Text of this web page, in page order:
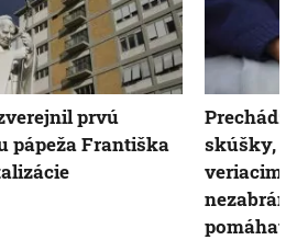
prvú
pápeža Františka
skúšky,
veriacim.
pomáhať,